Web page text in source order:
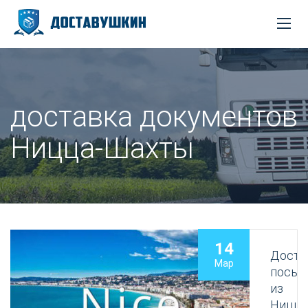
доставка документов
Ницца-Шахты
14
Мар
из